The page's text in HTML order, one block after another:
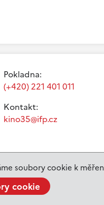
soubory cookie k
cookie
Pokladna:
(+420) 221 401 011
Kontakt:
kino35@ifp.cz